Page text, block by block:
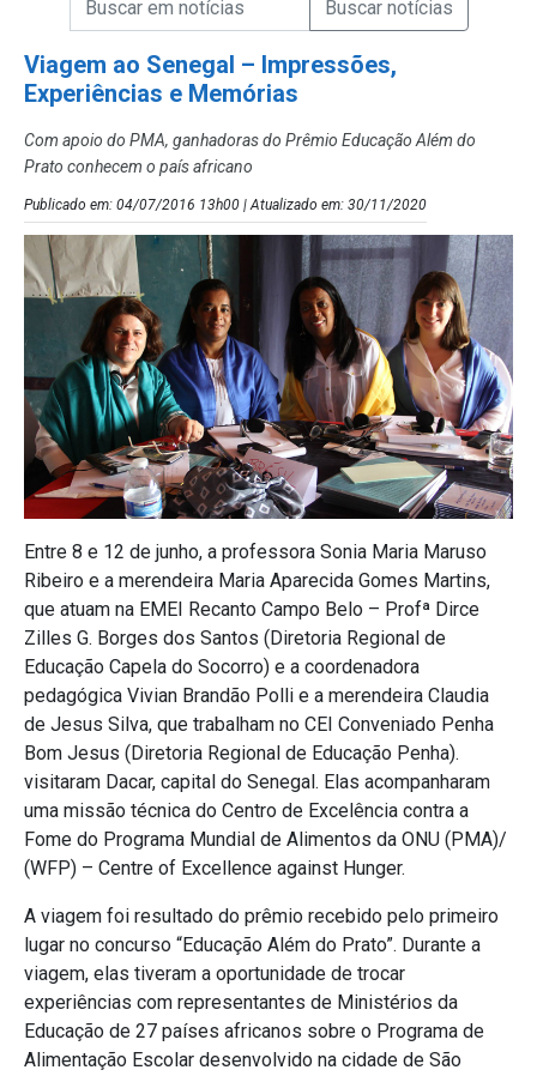
Viagem ao Senegal – Impressões,
Experiências e Memórias
Com apoio do PMA, ganhadoras do Prêmio Educação Além do
Prato conhecem o país africano
Publicado em: 04/07/2016 13h00 | Atualizado em: 30/11/2020
Entre 8 e 12 de junho, a professora Sonia Maria Maruso
Ribeiro e a merendeira Maria Aparecida Gomes Martins,
que atuam na EMEI Recanto Campo Belo – Profª Dirce
Zilles G. Borges dos Santos (Diretoria Regional de
Educação Capela do Socorro) e a coordenadora
pedagógica Vivian Brandão Polli e a merendeira Claudia
de Jesus Silva, que trabalham no CEI Conveniado Penha
Bom Jesus (Diretoria Regional de Educação Penha).
visitaram Dacar, capital do Senegal. Elas acompanharam
uma missão técnica do Centro de Excelência contra a
Fome do Programa Mundial de Alimentos da ONU (PMA)/
(WFP) – Centre of Excellence against Hunger.
A viagem foi resultado do prêmio recebido pelo primeiro
lugar no concurso “Educação Além do Prato”. Durante a
viagem, elas tiveram a oportunidade de trocar
experiências com representantes de Ministérios da
Educação de 27 países africanos sobre o Programa de
Alimentação Escolar desenvolvido na cidade de São